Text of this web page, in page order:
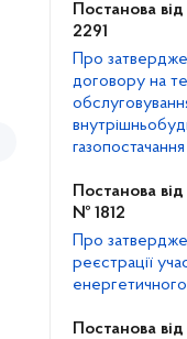
Постанова
2291
Про
договору на
Кодексу
Постанова
№ 1812
Про
реєстрації
Постанова